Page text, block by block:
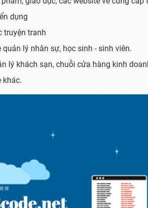
dụng
truyện tranh
quản lý nhân sự, học sinh - sinh viên.
lý khách sạn, chuỗi cửa hàng kinh
khác.